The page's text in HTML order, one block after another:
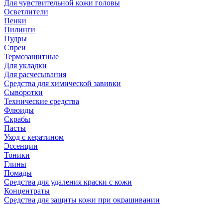
Для чувствительной кожи головы
Осветлители
Пенки
Пилинги
Пудры
Спреи
Термозащитные
Для укладки
Для расчесывания
Средства для химической завивки
Сыворотки
Технические средства
Флюиды
Скрабы
Пасты
Уход с кератином
Эссенции
Тоники
Глины
Помады
Средства для удаления краски с кожи
Концентраты
Средства для защиты кожи при окрашивании